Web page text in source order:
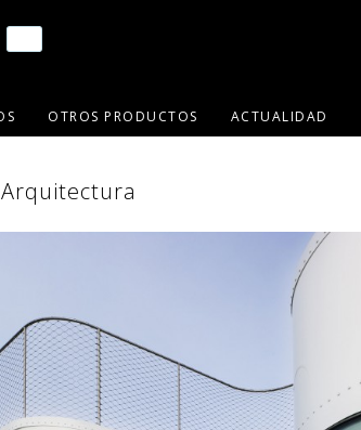
OTROS PRODUCTOS ACTUALIDAD